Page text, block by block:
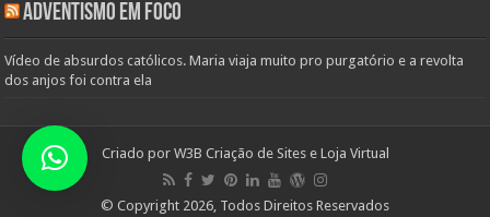
Adventismo em Foco
Vídeo de absurdos católicos. Maria viaja muito pro purgatório e a revolta
dos anjos foi contra ela
Criado por W3B Criação de Sites e Loja Virtual
© Copyright 2026, Todos Direitos Reservados